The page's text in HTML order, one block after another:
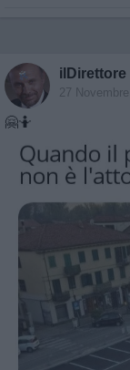
ilDirettore
27
🤗🤷